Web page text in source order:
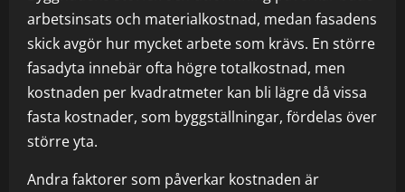
arbetsinsats och materialkostnad, medan fasadens
skick avgör hur mycket arbete som krävs. En större
fasadyta innebär ofta högre totalkostnad, men
kostnaden per kvadratmeter kan bli lägre då vissa
fasta kostnader, som byggställningar, fördelas över
större yta.
Andra faktorer som påverkar kostnaden är